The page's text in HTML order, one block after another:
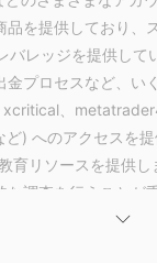
を提供しており
バレッジを提供し
プロセスなど、
、
) へのアクセスを
育リソースを提供
な調査を行うこと
ローカーは、投資